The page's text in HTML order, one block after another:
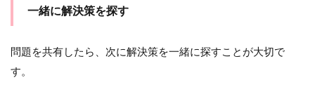
一緒に解決策を探す
問題を共有したら、次に解決策を一緒に探すことが大切で
す。